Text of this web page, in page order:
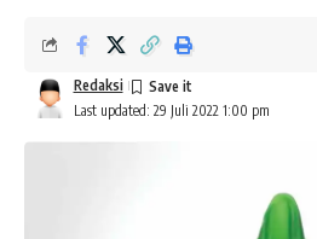
Last updated: 29 Juli 2022 1:00 pm
Redaksi